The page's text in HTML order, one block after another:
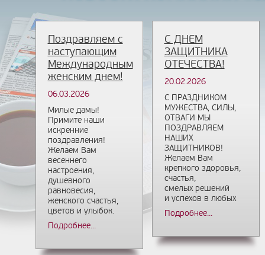
Поздравляем с
наступающим
Международным
женским днем!
06.03.2026
Милые дамы!
Примите наши
искренние
поздравления!
Желаем Вам
весеннего
настроения,
душевного
равновесия,
женского счастья,
цветов и улыбок.
Пусть в Вашем доме
царят любовь и
Подробнее...
С ДНЕМ
ЗАЩИТНИКА
ОТЕЧЕСТВА!
20.02.2026
С ПРАЗДНИКОМ
МУЖЕСТВА, СИЛЫ,
ОТВАГИ МЫ
ПОЗДРАВЛЯЕМ
НАШИХ
ЗАЩИТНИКОВ!
Желаем Вам
крепкого здоровья,
счастья,
смелых решений
и успехов в любых
начинаниях.
Пусть каждый день
радость
новых побед и
Подробнее...